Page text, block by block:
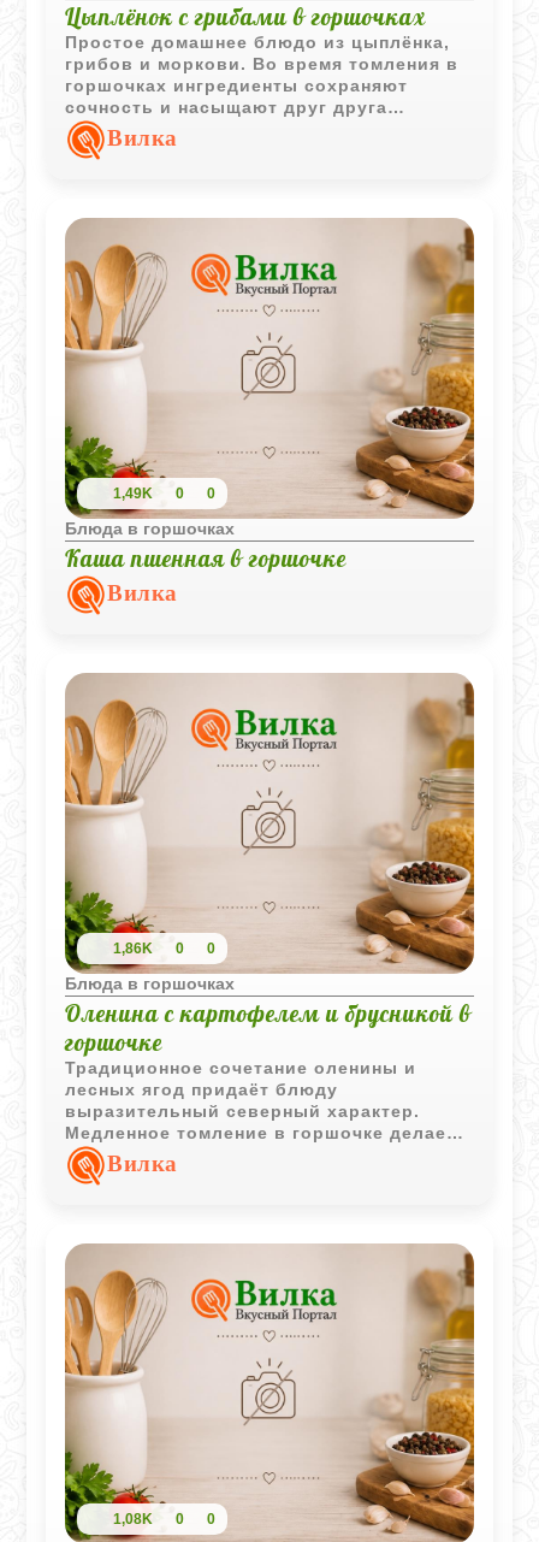
Цыплёнок с грибами в горшочках
Простое домашнее блюдо из цыплёнка,
грибов и моркови. Во время томления в
горшочках ингредиенты сохраняют
сочность и насыщают друг друга
ароматами.
Вилка
1,49K 0 0
Блюда в горшочках
Каша пшенная в горшочке
Вилка
1,86K 0 0
Блюда в горшочках
Оленина с картофелем и брусникой в
горшочке
Традиционное сочетание оленины и
лесных ягод придаёт блюду
выразительный северный характер.
Медленное томление в горшочке делает
мясо мягким, а картофель насыщается
ароматным соком и ягодной кислинкой.
Вилка
1,08K 0 0